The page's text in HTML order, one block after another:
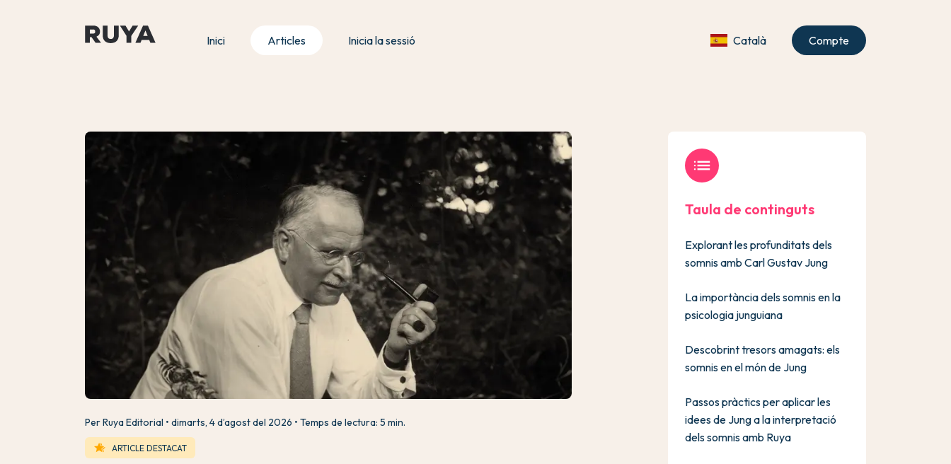
Inici Articles Inicia la sessió Català Compte
Per Ruya Editorial dimarts, 4 d’agost del 2026 Temps de lectura: 5 min.
hotel_class ARTICLE DESTACAT
list
Taula de continguts
Explorant les profunditats dels
somnis amb Carl Gustav Jung
La importància dels somnis en la
psicologia junguiana
Descobrint tresors amagats: els
somnis en el món de Jung
Passos pràctics per aplicar les
idees de Jung a la interpretació
dels somnis amb Ruya